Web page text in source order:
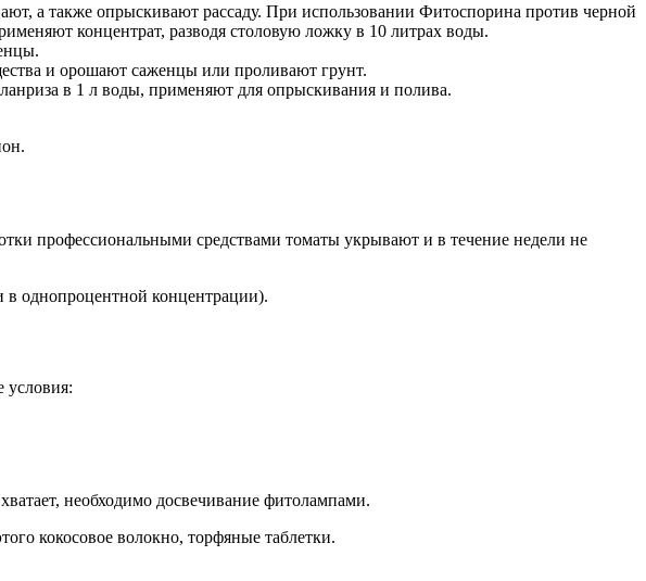
а также опрыскивают рассаду. При использовании Фитоспорина против черной
концентрат, разводя столовую ложку в 10 литрах воды.
и орошают саженцы или проливают грунт.
в 1 л воды, применяют для опрыскивания и полива.
профессиональными средствами томаты укрывают и в течение недели не
в однопроцентной концентрации).
условия:
необходимо досвечивание фитолампами.
кокосовое волокно, торфяные таблетки.